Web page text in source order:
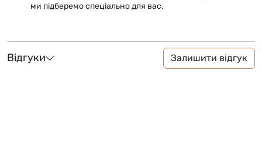
ми підберемо спеціально для вас.
Відгуки Залишити відгук